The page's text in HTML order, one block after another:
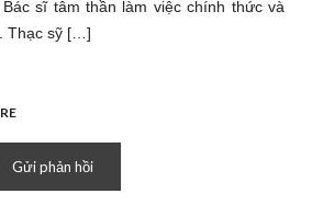
sĩ tâm thần làm việc chính thức và
Thạc sỹ […]
Gửi phản hồi